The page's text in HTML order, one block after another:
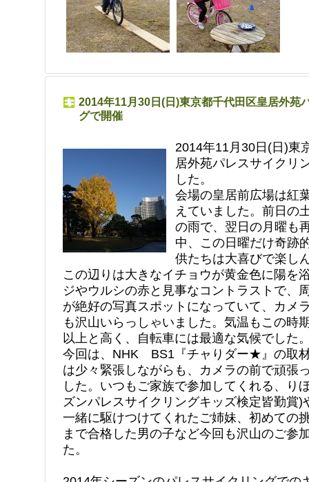
2014年11月30日(日)東京都千代田区皇居外苑
グで開催
2014年11月30日(日)東
居外苑パレスサイクリ
した。
会場の皇居前広場は紅
えていました。前日の
の雨で、翌日の月曜も
中、この日曜だけ奇跡
供たちは大喜びで楽し
この辺りは大きなイチョウが黄金色に陽を
ジやウルシの赤と見事なコントラストで、
が絶好の写真スポットになっていて、カメ
も沢山いらっしゃいました。気温もこの時
以上と高く、自転車には最適な気候でした
今回は、NHK BS1『チャりダー★』の取
は少々緊張しながらも、カメラの前で頑張
した。いつもご家族で参加してくれる、り
ズンパレスサイクリングキッズ検定皆勤賞)
一緒に駆けつけてくれたご姉妹、初めての
まで合格した男の子など今回も沢山のご参
た。